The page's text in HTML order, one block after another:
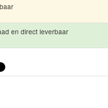
en direct leverbaar